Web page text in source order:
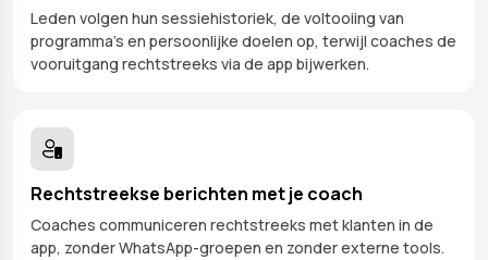
Leden volgen hun sessiehistoriek, de voltooiing van
programma's en persoonlijke doelen op, terwijl coaches de
vooruitgang rechtstreeks via de app bijwerken.
Rechtstreekse berichten met je coach
Coaches communiceren rechtstreeks met klanten in de
app, zonder WhatsApp-groepen en zonder externe tools.